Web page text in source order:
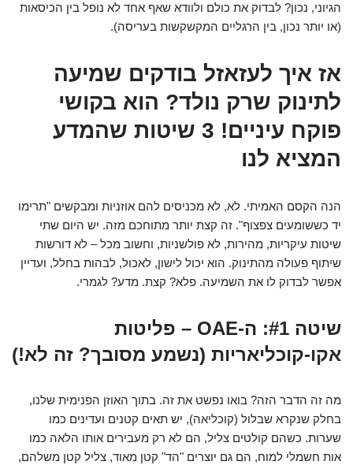
הגיוני, נכון? לבדוק את כולם ולוודא שאף אחד לא נופל בין הכיסאות
(או יותר נכון, בין הרגליים המקשקשות בעריסה).
אז איך לעזאזל בודקים שמיעה
לתינוק שרק נולד? הוא בקושי
פוקח עיניים! 3 שיטות שהמדע
המציא לנו
הנה הקסם האמיתי. לא, לא מכניסים להם אוזניות ומבקשים "תרימו
יד כששומעים צפצוף". זה קצת יותר מתוחכם מזה. יש היום שתי
שיטות עיקריות, מהירות, לא פולשניות, וחשוב מכל – לא דורשות
שיתוף פעולה מהתינוק. הוא יכול לישון, לאכול, לבהות בחלל, ועדיין
אפשר לבדוק לו את השמיעה. פלא? קצת. מדע? לגמרי.
שיטה #1: ה-OAE – פליטות
אקו-קוכליאריות (נשמע מסובך? זה לא!)
מה זה הדבר הזה? בואו נפשט את זה. בתוך האוזן הפנימית שלנו,
בחלק שנקרא שבלול (קוכליאה), יש תאים קטנים ועדינים כמו
שערות. כשהם קולטים צליל, הם לא רק מעבירים אותו הלאה כמו
אות חשמלי למוח, הם גם יוצרים "הד" קטן מאוד, צליל קטן משלהם,